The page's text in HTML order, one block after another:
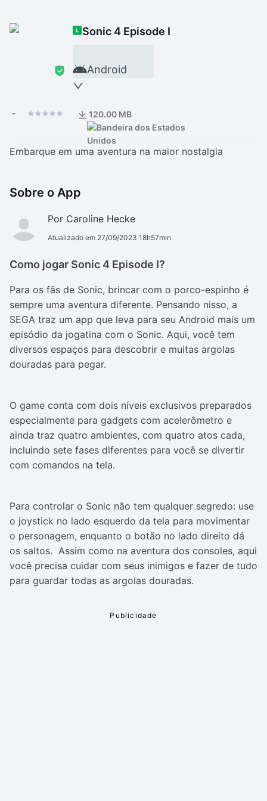
Sonic 4 Episode I
Android
- 120.00 MB
Embarque em uma aventura na maior nostalgia
Sobre o App
Por Caroline Hecke
Atualizado em 27/09/2023 18h57min
Como jogar Sonic 4 Episode I?
Para os fãs de Sonic, brincar com o porco-espinho é
sempre uma aventura diferente. Pensando nisso, a
SEGA traz um app que leva para seu Android mais um
episódio da jogatina com o Sonic. Aqui, você tem
diversos espaços para descobrir e muitas argolas
douradas para pegar.
O game conta com dois níveis exclusivos preparados
especialmente para gadgets com acelerômetro e
ainda traz quatro ambientes, com quatro atos cada,
incluindo sete fases diferentes para você se divertir
com comandos na tela.
Para controlar o Sonic não tem qualquer segredo: use
o joystick no lado esquerdo da tela para movimentar
o personagem, enquanto o botão no lado direito dá
os saltos. Assim como na aventura dos consoles, aqui
você precisa cuidar com seus inimigos e fazer de tudo
para guardar todas as argolas douradas.